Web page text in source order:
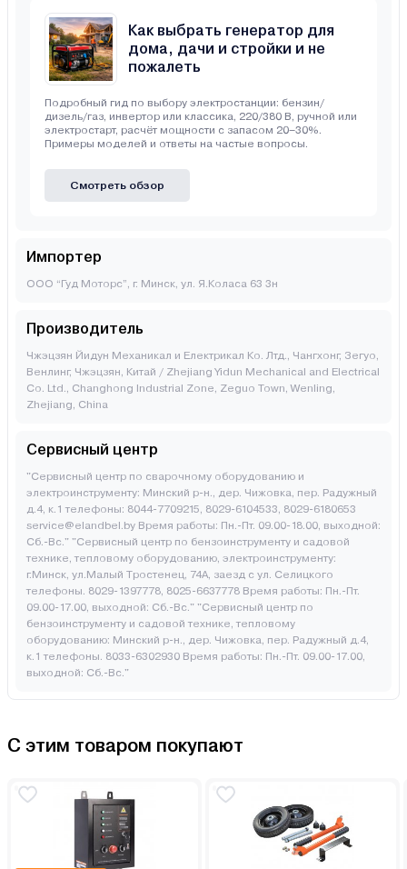
Как выбрать генератор для
дома, дачи и стройки и не
пожалеть
Подробный гид по выбору электростанции: бензин/
дизель/газ, инвертор или классика, 220/380 В, ручной или
электростарт, расчёт мощности с запасом 20–30%.
Примеры моделей и ответы на частые вопросы.
Смотреть обзор
Импортер
ООО “Гуд Моторс”, г. Минск, ул. Я.Коласа 63 3н
Производитель
Чжэцзян Йидун Механикал и Електрикал Ко. Лтд., Чангхонг, Зегуо,
Венлинг, Чжэцзян, Китай / Zhejiang Yidun Mechanical and Electrical
Co. Ltd., Changhong Industrial Zone, Zeguo Town, Wenling,
Zhejiang, China
Сервисный центр
"Сервисный центр по сварочному оборудованию и
электроинструменту: Минский р-н., дер. Чижовка, пер. Радужный
д.4, к.1 телефоны: 8044-7709215, 8029-6104533, 8029-6180653
service@elandbel.by Время работы: Пн.-Пт. 09.00-18.00, выходной:
Сб.-Вс." "Сервисный центр по бензоинструменту и садовой
технике, тепловому оборудованию, электроинструменту:
г.Минск, ул.Малый Тростенец, 74А, заезд с ул. Селицкого
телефоны. 8029-1397778, 8025-6637778 Время работы: Пн.-Пт.
09.00-17.00, выходной: Cб.-Вс." "Сервисный центр по
бензоинструменту и садовой технике, тепловому
оборудованию: Минский р-н., дер. Чижовка, пер. Радужный д.4,
к.1 телефоны. 8033-6302930 Время работы: Пн.-Пт. 09.00-17.00,
выходной: Cб.-Вс."
С этим товаром покупают